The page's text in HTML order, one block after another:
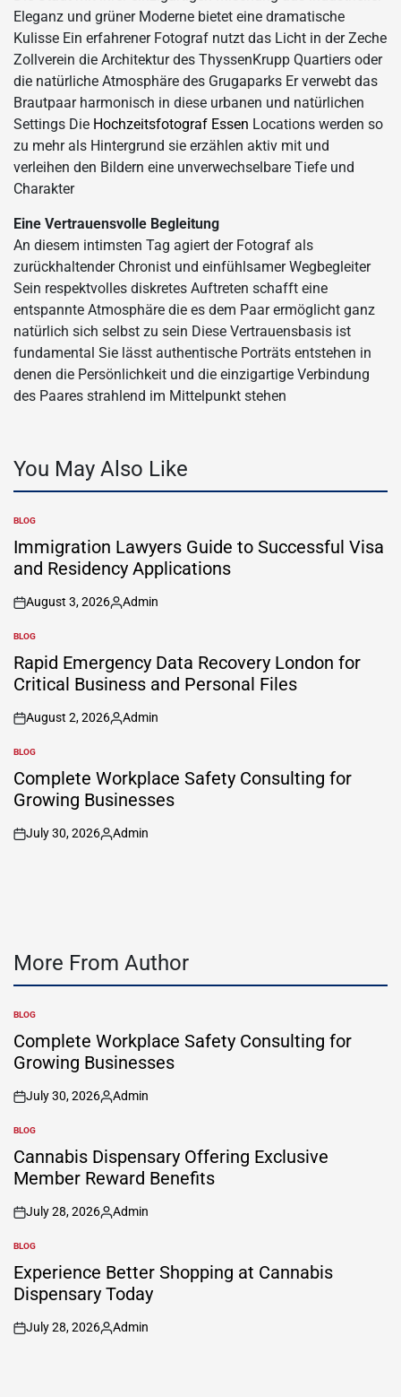
Eleganz und grüner Moderne bietet eine dramatische
Kulisse Ein erfahrener Fotograf nutzt das Licht in der Zeche
Zollverein die Architektur des ThyssenKrupp Quartiers oder
die natürliche Atmosphäre des Grugaparks Er verwebt das
Brautpaar harmonisch in diese urbanen und natürlichen
Settings Die Hochzeitsfotograf Essen Locations werden so
zu mehr als Hintergrund sie erzählen aktiv mit und
verleihen den Bildern eine unverwechselbare Tiefe und
Charakter
Eine Vertrauensvolle Begleitung
An diesem intimsten Tag agiert der Fotograf als
zurückhaltender Chronist und einfühlsamer Wegbegleiter
Sein respektvolles diskretes Auftreten schafft eine
entspannte Atmosphäre die es dem Paar ermöglicht ganz
natürlich sich selbst zu sein Diese Vertrauensbasis ist
fundamental Sie lässt authentische Porträts entstehen in
denen die Persönlichkeit und die einzigartige Verbindung
des Paares strahlend im Mittelpunkt stehen
You May Also Like
POSTED
IN
BLOG
Immigration Lawyers Guide to Successful Visa
and Residency Applications
on
August 3, 2026
Posted
Admin
POSTED
IN
BLOG
Rapid Emergency Data Recovery London for
Critical Business and Personal Files
on
August 2, 2026
Posted
Admin
POSTED
IN
BLOG
Complete Workplace Safety Consulting for
Growing Businesses
on
July 30, 2026
Posted
Admin
More From Author
POSTED
IN
BLOG
Complete Workplace Safety Consulting for
Growing Businesses
on
July 30, 2026
Posted
Admin
POSTED
IN
BLOG
Cannabis Dispensary Offering Exclusive
Member Reward Benefits
on
July 28, 2026
Posted
Admin
POSTED
IN
BLOG
Experience Better Shopping at Cannabis
Dispensary Today
on
July 28, 2026
Posted
Admin